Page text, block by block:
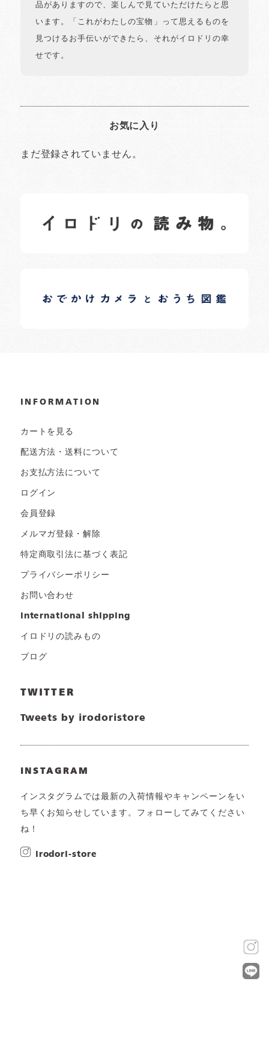
品がありますので、楽しんで見ていただけたらと思
います。「これがわたしの宝物」って思えるものを
見つけるお手伝いができたら、それがイロドリの幸
せです。
お気に入り
まだ登録されていません。
日常の様子など随時更新中です。
日常の様子など随時更新中です。
INFORMATION
カートを見る
配送方法・送料について
お支払方法について
ログイン
会員登録
メルマガ登録・解除
特定商取引法に基づく表記
プライバシーポリシー
お問い合わせ
international shipping
イロドリの読みもの
ブログ
TWITTER
Tweets by irodoristore
INSTAGRAM
インスタグラムでは最新の入荷情報やキャンペーンをい
ち早くお知らせしています。フォローしてみてください
ね！
irodori-store